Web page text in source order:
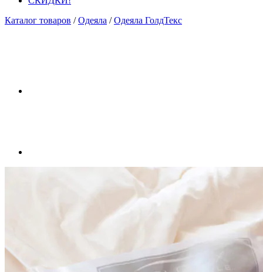
Каталог товаров / Одеяла / Одеяла ГолдТекс